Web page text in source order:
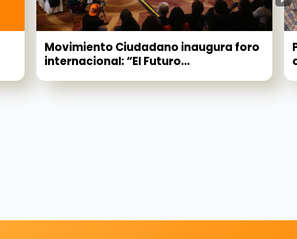
Movimiento Ciudadano inaugura foro
internacional: “El Futuro...